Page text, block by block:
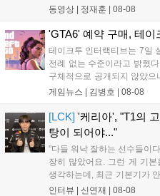
참격 형태의 궁극기를 보유
산의 영웅들 업데이트를 통
동영상 | 정재훈 | 08-08
'GTA6' 예약 구매, 테
테이크투 인터랙티브는 7일
전례 없는 수준이라고 밝혔
구체적으로 공개되지 않았
11월 19일 PS5와 Xbox 시
상 'Grand Theft Auto VI: An
이다....
게임뉴스 | 김병호 | 08-08
[LCK] '케리아', "T1의
탕이 되어야..."
"다들 워낙 잘하는 선수들이
장히 많았어요. 그런 게 기
생각하는데, 최근 기본기가
를 추구하다 보니까 팀적으
인터뷰 | 신연재 | 08-08